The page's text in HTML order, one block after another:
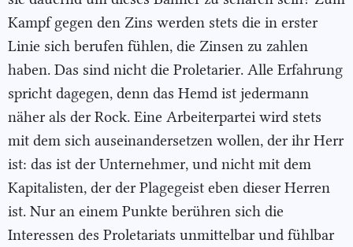
Kampf gegen den Zins werden stets die in erster
Linie sich berufen fühlen, die Zinsen zu zahlen
haben. Das sind nicht die Proletarier. Alle Erfahrung
spricht dagegen, denn das Hemd ist jedermann
näher als der Rock. Eine Arbeiterpartei wird stets
mit dem sich auseinandersetzen wollen, der ihr Herr
ist: das ist der Unternehmer, und nicht mit dem
Kapitalisten, der der Plagegeist eben dieser Herren
ist. Nur an einem Punkte berühren sich die
Interessen des Proletariats unmittelbar und fühlbar